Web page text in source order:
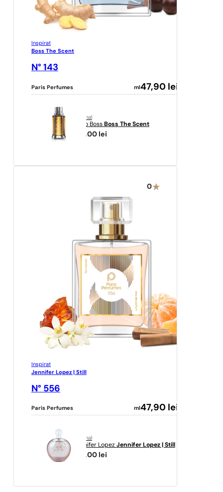
Inspirat
Boss The Scent
N° 143
Paris Perfumes ml 47,90 lei
original
Hugo Boss Boss The Scent
361,00 lei
0
Inspirat
Jennifer Lopez | Still
N° 556
Paris Perfumes ml 47,90 lei
original
Jennifer Lopez Jennifer Lopez | Still
188,00 lei